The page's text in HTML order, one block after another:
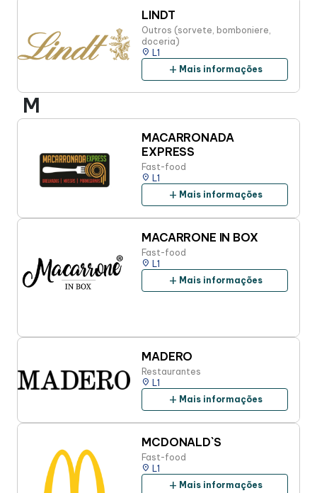
LINDT
Outros (sorvete, bomboniere,
doceria)
place L1
add Mais informações
M
MACARRONADA
EXPRESS
Fast-food
place L1
add Mais informações
MACARRONE IN BOX
Fast-food
place L1
add Mais informações
MADERO
Restaurantes
place L1
add Mais informações
MCDONALD`S
Fast-food
place L1
add Mais informações